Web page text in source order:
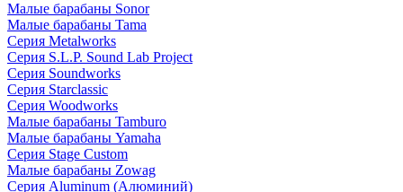
Малые барабаны Sonor
Малые барабаны Tama
Серия Metalworks
Серия S.L.P. Sound Lab Project
Серия Soundworks
Серия Starclassic
Серия Woodworks
Малые барабаны Tamburo
Малые барабаны Yamaha
Серия Stage Custom
Малые барабаны Zowag
Серия Aluminum (Алюминий)